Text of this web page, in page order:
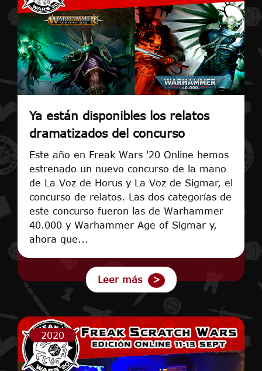
Ya están disponibles los relatos
dramatizados del concurso
Este año en Freak Wars '20 Online hemos
estrenado un nuevo concurso de la mano
de La Voz de Horus y La Voz de Sigmar, el
concurso de relatos. Las dos categorías de
este concurso fueron las de Warhammer
40.000 y Warhammer Age of Sigmar y,
ahora que...
Leer más
2020